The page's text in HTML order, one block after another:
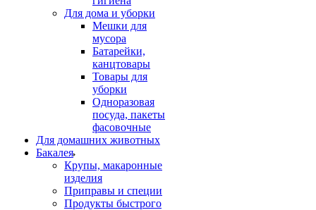
Для дома и уборки
Мешки для
мусора
Батарейки,
канцтовары
Товары для
уборки
Одноразовая
посуда, пакеты
фасовочные
Для домашних животных
Бакалея
Крупы, макаронные
изделия
Приправы и специи
Продукты быстрого